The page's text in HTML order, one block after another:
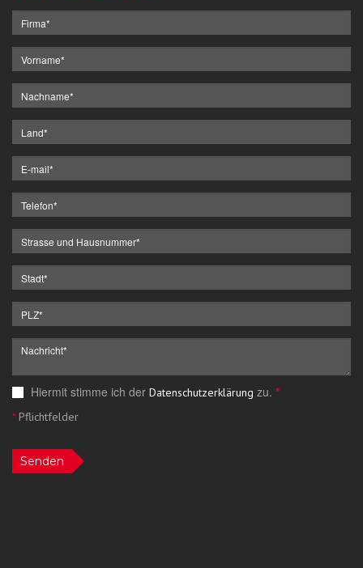
Hiermit stimme ich der Datenschutzerklärung zu. *
*Pflichtfelder
Senden